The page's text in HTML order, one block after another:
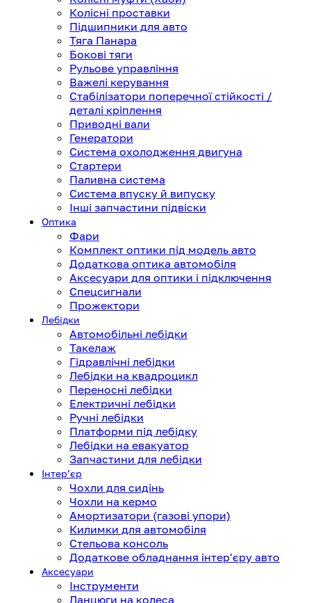
Колісні проставки
Підшипники для авто
Тяга Панара
Бокові тяги
Рульове управління
Важелі керування
Стабілізатори поперечної стійкості /
деталі кріплення
Приводні вали
Генератори
Система охолодження двигуна
Стартери
Паливна система
Система впуску й випуску
Інші запчастини підвіски
Оптика
Фари
Комплект оптики під модель авто
Додаткова оптика автомобіля
Аксесуари для оптики і підключення
Спецсигнали
Прожектори
Лебідки
Автомобільні лебідки
Такелаж
Гідравлічні лебідки
Лебідки на квадроцикл
Переносні лебідки
Електричні лебідки
Ручні лебідки
Платформи під лебідку
Лебідки на евакуатор
Запчастини для лебідки
Інтерʼєр
Чохли для сидінь
Чохли на кермо
Амортизатори (газові упори)
Килимки для автомобіля
Стельова консоль
Додаткове обладнання інтер'єру авто
Аксесуари
Інструменти
Ланцюги на колеса